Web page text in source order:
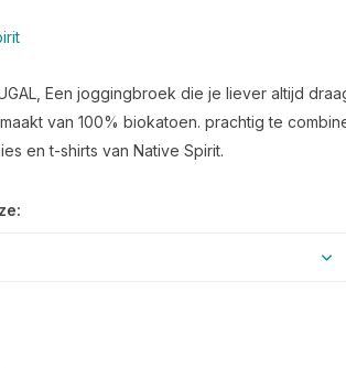
Een joggingbroek die je liever altijd
van 100% biokatoen. prachtig te
en t-shirts van Native Spirit.